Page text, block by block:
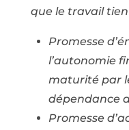
que le travail
Promesse
l’autonomie
maturité par
dépendance
Promesse